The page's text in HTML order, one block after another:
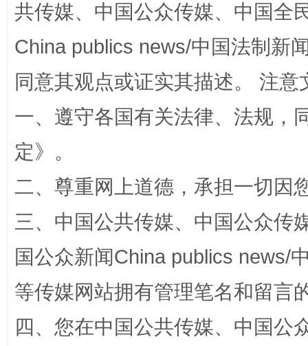
站台名比不上好声名
共传媒、中国公众传媒、中国全
China publics news/中国法制新
同意其观点或证实其描述。 注
一、遵守各国有关法律、法规，
定》。
二、尊重网上道德，承担一切因
三、中国公共传媒、中国公众传
国公众新闻China publics news/
等传媒网站拥有管理笔名和留言
四、您在中国公共传媒、中国公